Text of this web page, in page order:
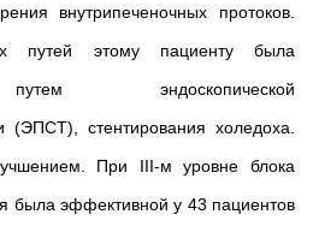
внутрипеченочных протоков.
путей этому пациенту была
путем эндоскопической
(ЭПСТ), стентирования холедоха.
При III-м уровне блока
была эффективной у 43 пациентов